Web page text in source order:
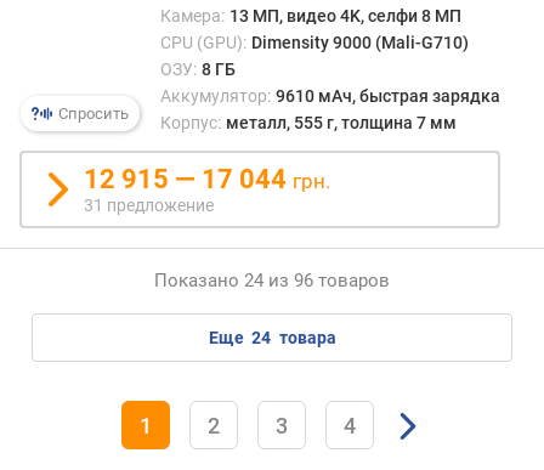
f
e
(
E
x
t
Спросить
Камера: 13 МП, видео 4K, селфи 8 МП
CPU (GPU): Dimensity 9000 (Mali-G710)
ОЗУ: 8 ГБ
Аккумулятор: 9610 мАч, быстрая зарядка
Корпус: металл, 555 г, толщина 7 мм
12 915 — 17 044 грн.
31 предложение
Показано 24 из 96 товаров
еще 24 товара
1 2 3 4